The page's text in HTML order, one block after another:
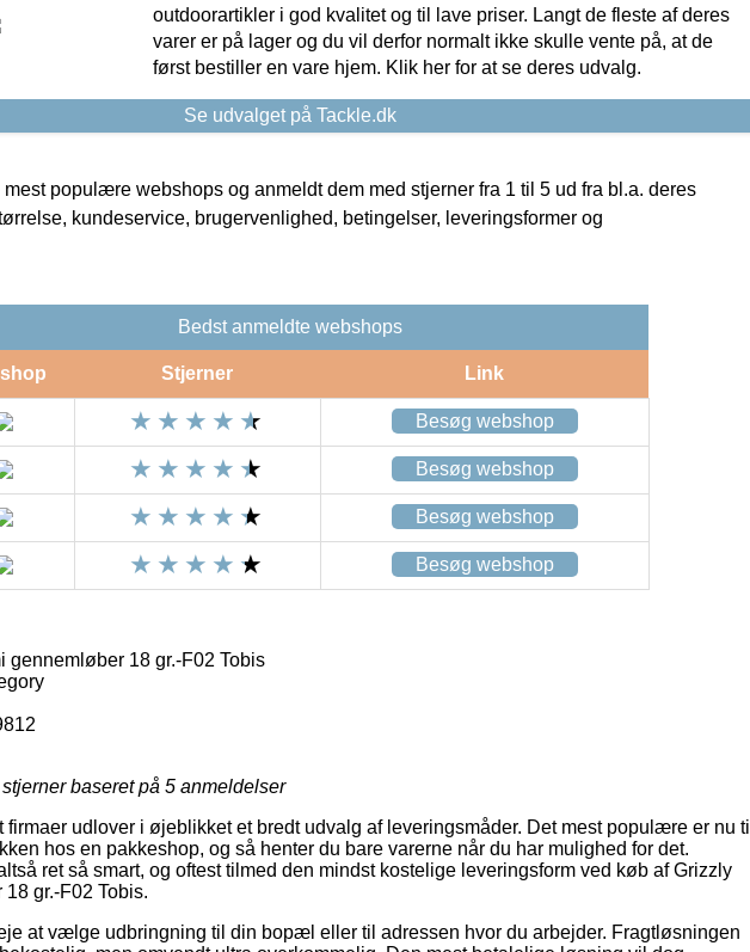
outdoorartikler i god kvalitet og til lave priser. Langt de fleste af deres
varer er på lager og du vil derfor normalt ikke skulle vente på, at de
først bestiller en vare hjem. Klik her for at se deres udvalg.
Se udvalget på Tackle.dk
populære webshops og anmeldt dem med stjerner fra 1 til 5 ud fra bl.a. deres
kundeservice, brugervenlighed, betingelser, leveringsformer og
Bedst anmeldte webshops
Stjerner Link
Besøg webshop
Besøg webshop
Besøg webshop
Besøg webshop
gennemløber 18 gr.-F02 Tobis
baseret på 5 anmeldelser
udlover i øjeblikket et bredt udvalg af leveringsmåder. Det mest populære er nu til
hos en pakkeshop, og så henter du bare varerne når du har mulighed for det.
ret så smart, og oftest tilmed den mindst kostelige leveringsform ved køb af Grizzly
gr.-F02 Tobis.
at vælge udbringning til din bopæl eller til adressen hvor du arbejder. Fragtløsningen